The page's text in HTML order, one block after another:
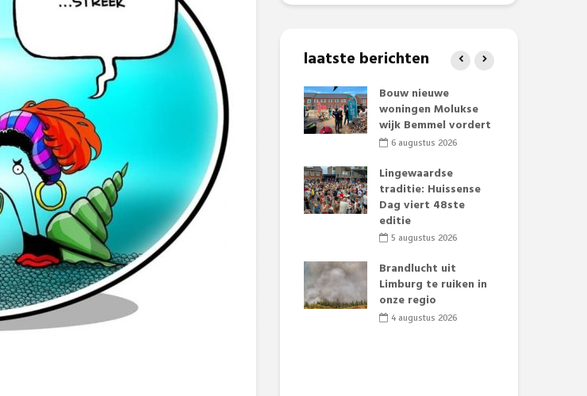
laatste berichten
Omgeving Deken
Doctor Mulderstraat
wordt
30 juli 2026
klaar voor
deelt
subsidies uit
29 juli 2026
zorgt
zomerse pret.
28 juli 2026
Ontmoet Huubke:
Het nieuwe gezicht
van onze events!
28 juli 2026
Komkommertijd op
Angerse basisschool:
‘Eerste groenten
geoogst’
Bouw nieuwe
woningen Molukse
wijk Bemmel vordert
6 augustus 2026
Lingewaardse
traditie: Huissense
Dag viert 48ste
editie
5 augustus 2026
Brandlucht uit
Limburg te ruiken in
onze regio
4 augustus 2026